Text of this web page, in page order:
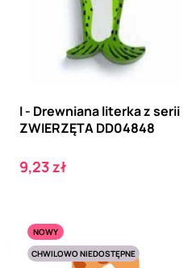
I - Drewniana literka z serii
ZWIERZĘTA DD04848
Cena
9,23 zł
NOWY
CHWILOWO NIEDOSTĘPNE